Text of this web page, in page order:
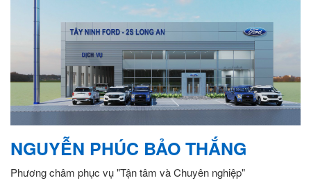
NGUYỄN PHÚC BẢO THẮNG
Phương châm phục vụ "Tận tâm và Chuyên nghiệp"